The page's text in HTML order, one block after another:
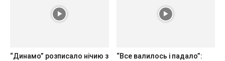
“Динамо” розписало нічию з
“Все валилось і падало”: